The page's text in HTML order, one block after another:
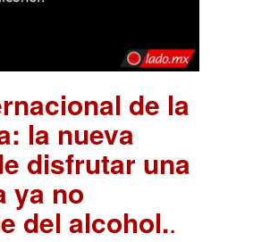
de la
la nueva
disfrutar una
ya no
del alcohol..